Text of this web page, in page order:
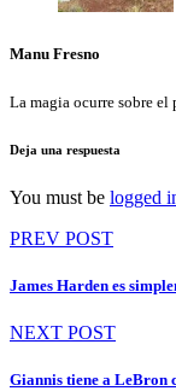
Manu Fresno
La magia ocurre sobre el
Deja una respuesta
You must be logged
Navegación
de
PREV POST
James Harden es
NEXT POST
Giannis tiene a LeBron